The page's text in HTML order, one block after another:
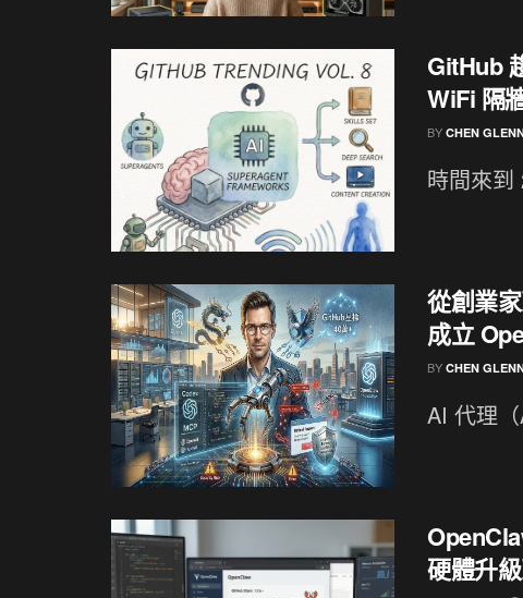
GitHub
WiFi 隔
BY CHEN
時間來到
從創業
成立
BY CHEN
AI 代理
硬體升